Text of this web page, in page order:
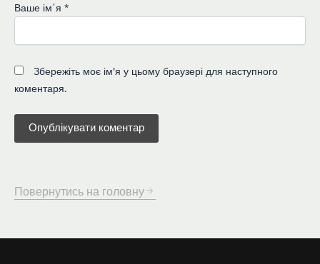
Ваше імʼя *
Збережіть моє ім'я у цьому браузері для наступного
коментаря.
Повернутись на головну